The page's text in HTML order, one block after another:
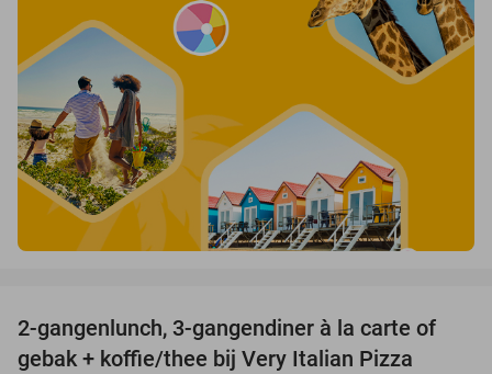
38%
2-gangenlunch, 3-gangendiner à la carte of
gebak + koffie/thee bij Very Italian Pizza